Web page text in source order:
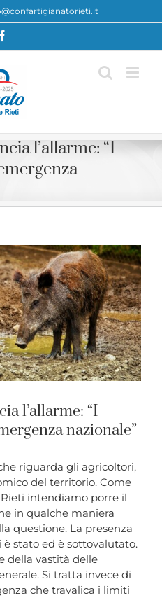
l’allarme: “I
l’allarme: “I
nazionale”
riguarda gli agricoltori,
del territorio. Come
intendiamo porre il
in qualche maniera
questione. La presenza
stato ed è sottovalutato.
della vastità delle
Si tratta invece di
che travalica i limiti